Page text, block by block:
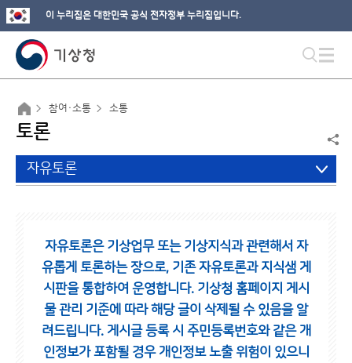
이 누리집은 대한민국 공식 전자정부 누리집입니다.
참여·소통 소통
토론
자유토론
자유토론은 기상업무 또는 기상지식과 관련해서 자
유롭게 토론하는 장으로, 기존 자유토론과 지식샘 게
시판을 통합하여 운영합니다. 기상청 홈페이지 게시
물 관리 기준에 따라 해당 글이 삭제될 수 있음을 알
려드립니다. 게시글 등록 시 주민등록번호와 같은 개
인정보가 포함될 경우 개인정보 노출 위험이 있으니